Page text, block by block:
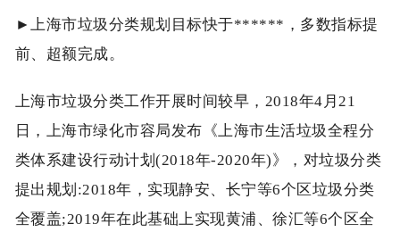
►上海市垃圾分类规划目标快于******，多数指标提
前、超额完成。
上海市垃圾分类工作开展时间较早，2018年4月21
日，上海市绿化市容局发布《上海市生活垃圾全程分
类体系建设行动计划(2018年-2020年)》，对垃圾分类
提出规划:2018年，实现静安、长宁等6个区垃圾分类
全覆盖;2019年在此基础上实现黄浦、徐汇等6个区全